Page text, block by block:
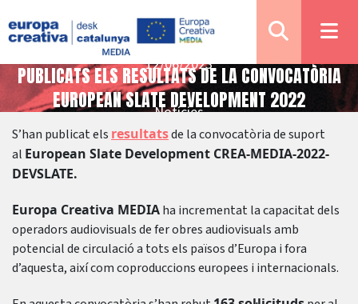
Notícies
PUBLICATS ELS RESULTATS DE LA CONVOCATÒRIA
EUROPEAN SLATE DEVELOPMENT 2022
12/06/2023
S’han publicat els resultatsde la convocatòria de suport
al European Slate Development CREA-MEDIA-2022-
DEVSLATE.
Europa Creativa MEDIAha incrementat la capacitat dels
operadors audiovisuals de fer obres audiovisuals amb
potencial de circulació a tots els països d’Europa i fora
d’aquesta, així com coproduccions europees i internacionals.